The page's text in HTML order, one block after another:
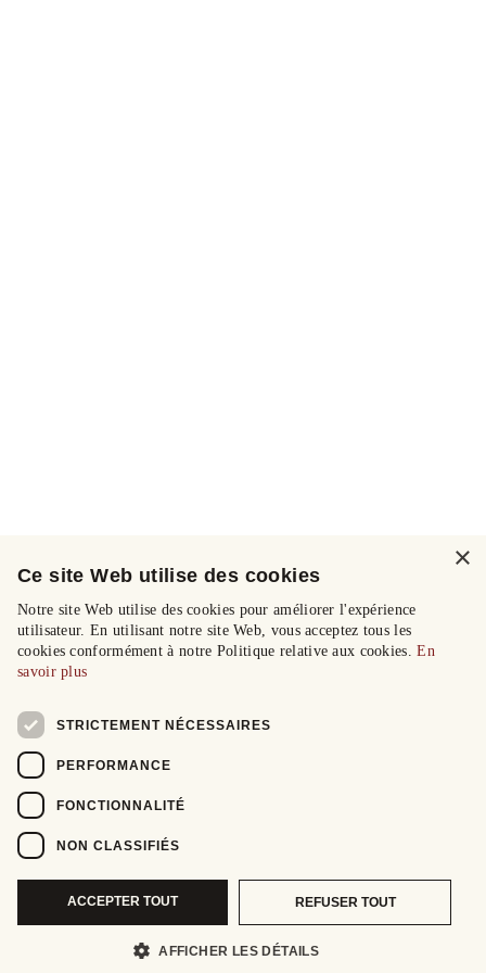
×
Ce site Web utilise des cookies
Notre site Web utilise des cookies pour améliorer l'expérience
utilisateur. En utilisant notre site Web, vous acceptez tous les
cookies conformément à notre Politique relative aux cookies.En
savoir plus
STRICTEMENT NÉCESSAIRES
PERFORMANCE
FONCTIONNALITÉ
NON CLASSIFIÉS
ACCEPTER TOUT REFUSER TOUT
AFFICHER LES DÉTAILS